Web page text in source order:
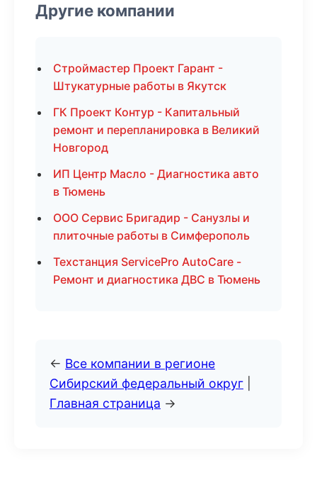
Другие компании
Строймастер Проект Гарант -
Штукатурные работы в Якутск
ГК Проект Контур - Капитальный
ремонт и перепланировка в Великий
Новгород
ИП Центр Масло - Диагностика авто
в Тюмень
ООО Сервис Бригадир - Санузлы и
плиточные работы в Симферополь
Техстанция ServicePro AutoCare -
Ремонт и диагностика ДВС в Тюмень
← Все компании в регионе
Сибирский федеральный округ
Главная страница →